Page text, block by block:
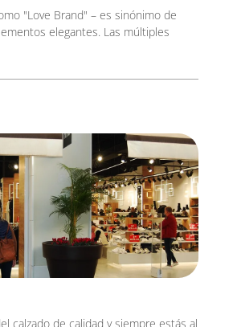
"Love Brand" – es sinónimo de
elegantes. Las múltiples
calzado de calidad y siempre estás al